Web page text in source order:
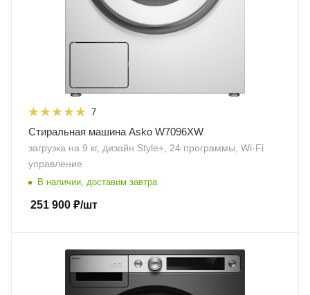
7
Стиральная машина Asko W7096XW
загрузка на 9 кг, дизайн Style+, 24 программы, Wi-Fi
управление
В наличии, доставим завтра
251 900 ₽/шт